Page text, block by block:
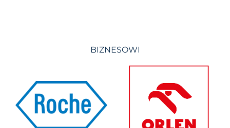
BIZNESOWI